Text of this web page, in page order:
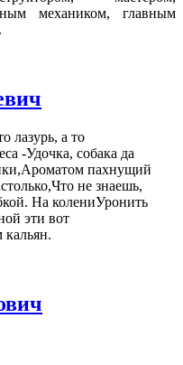
механиком, главным
лазурь, а то
-Удочка, собака да
пахнущий
не знаешь,
На колениУронить
эти вот